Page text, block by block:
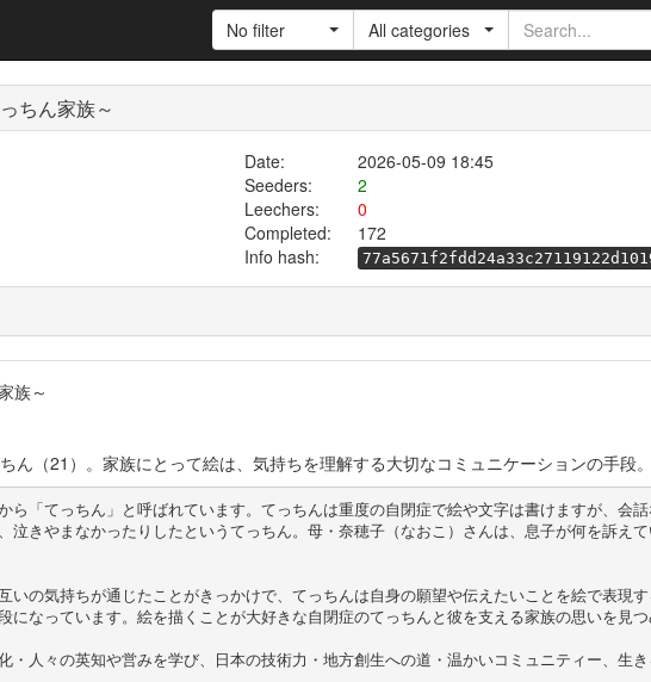
No filter All categories
ちん家族～
Date:
2026-05-09 18:45
Seeders:
2
Leechers:
0
Completed:
172
Info hash:
族～
（21）。家族にとって絵は、気持ちを理解する大切なコミュニケーションの手段
ら「てっちん」と呼ばれています。てっちんは重度の自閉症で絵や文字は書けますが、会
きやまなかったりしたというてっちん。母・奈穂子（なおこ）さんは、息子が何を訴え
の気持ちが通じたことがきっかけで、てっちんは自身の願望や伝えたいことを絵で表現
なっています。絵を描くことが大好きな自閉症のてっちんと彼を支える家族の思いを見つ
人々の英知や営みを学び、日本の技術力・地方創生への道・温かいコミュニティー、生